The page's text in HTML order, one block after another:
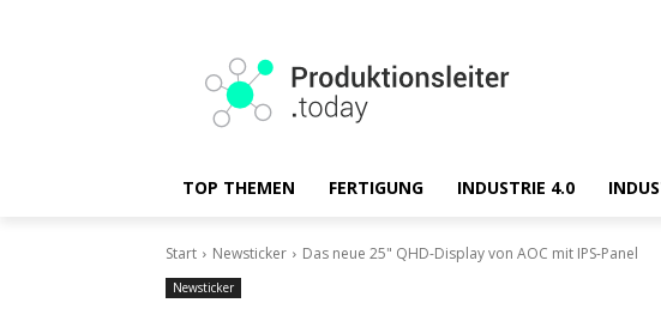
TOP THEMEN FERTIGUNG INDUSTRIE 4.0
Start Newsticker Das neue 25" QHD-Display von AOC mit IPS-Panel
Newsticker